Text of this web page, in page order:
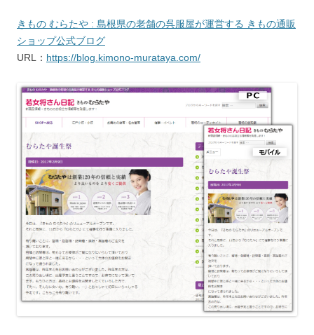
きもの むらたや : 島根県の老舗の呉服屋が運営する きもの通販
ショップ公式ブログ
URL： https://blog.kimono-murataya.com/